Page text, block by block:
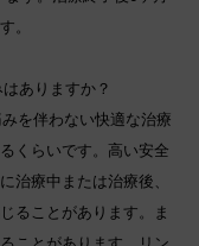
。
ありますか？
を伴わない快適な治療
くらいです。高い安全
治療中または治療後、
ることがあります。ま